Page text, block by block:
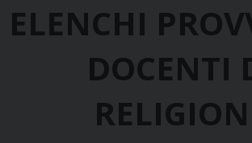
ELENCHI
DOCENTI